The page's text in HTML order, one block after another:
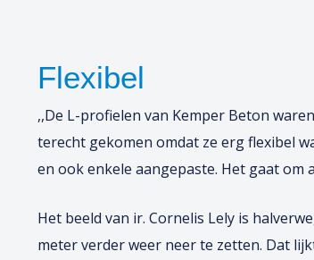
Flexibel
,,De L-profielen van Kemper Beton
terecht gekomen omdat ze erg flexibel
en ook enkele aangepaste. Het gaat om
Het beeld van ir. Cornelis Lely is
meter verder weer neer te zetten. Dat